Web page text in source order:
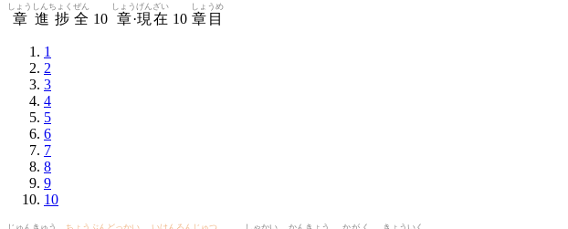
章
しょう
進捗
しんちょく
全
ぜん
10 章
しょう
·現在
げんざい
10 章目
しょうめ
1
2
3
4
5
6
7
8
9
10
じゅん きゅう ちょうぶんどっかい いけんろんじゅつ しゃかい かんきょう かがく きょういく